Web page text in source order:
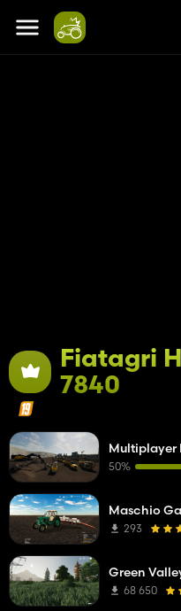
Fiatagri
7840
Multiplayer
50%
Maschio
293
Green
68 650